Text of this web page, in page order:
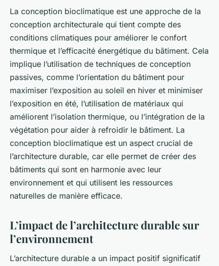
La conception bioclimatique est une approche de la
conception architecturale qui tient compte des
conditions climatiques pour améliorer le confort
thermique et l’efficacité énergétique du bâtiment. Cela
implique l’utilisation de techniques de conception
passives, comme l’orientation du bâtiment pour
maximiser l’exposition au soleil en hiver et minimiser
l’exposition en été, l’utilisation de matériaux qui
améliorent l’isolation thermique, ou l’intégration de la
végétation pour aider à refroidir le bâtiment. La
conception bioclimatique est un aspect crucial de
l’architecture durable, car elle permet de créer des
bâtiments qui sont en harmonie avec leur
environnement et qui utilisent les ressources
naturelles de manière efficace.
L’impact de l’architecture durable sur
l’environnement
L’architecture durable a un impact positif significatif